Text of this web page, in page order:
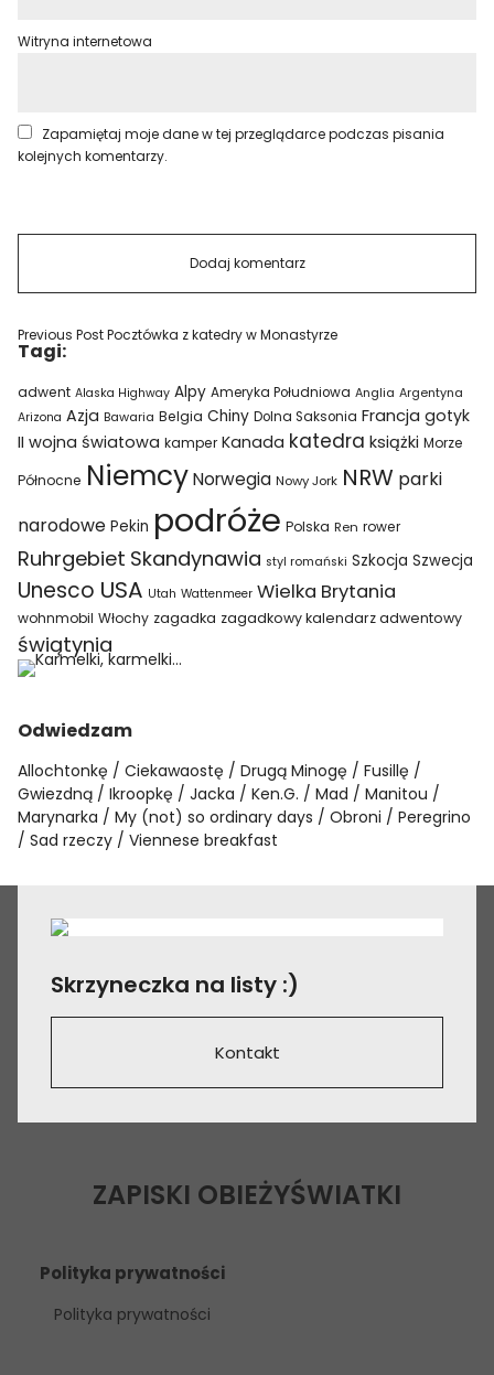
Witryna internetowa
Zapamiętaj moje dane w tej przeglądarce podczas pisania
kolejnych komentarzy.
Previous PostPocztówka z katedry w Monastyrze
Tagi:
adwent Alaska Highway Alpy Ameryka Południowa Anglia Argentyna
Arizona Azja Bawaria Belgia Chiny Dolna Saksonia Francja gotyk
II wojna światowa kamper Kanada katedra książki Morze
Północne Niemcy Norwegia Nowy Jork NRW parki
narodowe Pekin podróże Polska Ren rower
Ruhrgebiet Skandynawia styl romański Szkocja Szwecja
Unesco USA Utah Wattenmeer Wielka Brytania
wohnmobil Włochy zagadka zagadkowy kalendarz adwentowy
świątynia
Odwiedzam
Allochtonkę Ciekawaostę Drugą Minogę
Fusillę
Gwiezdną
Ikroopkę Jacka Ken.G. Mad
Manitou
Marynarka
My (not) so ordinary days Obroni
Peregrino
Sad rzeczy
Viennese breakfast
Skrzyneczka na listy :)
Kontakt
ZAPISKI OBIEŻYŚWIATKI
Polityka prywatności
Polityka prywatności